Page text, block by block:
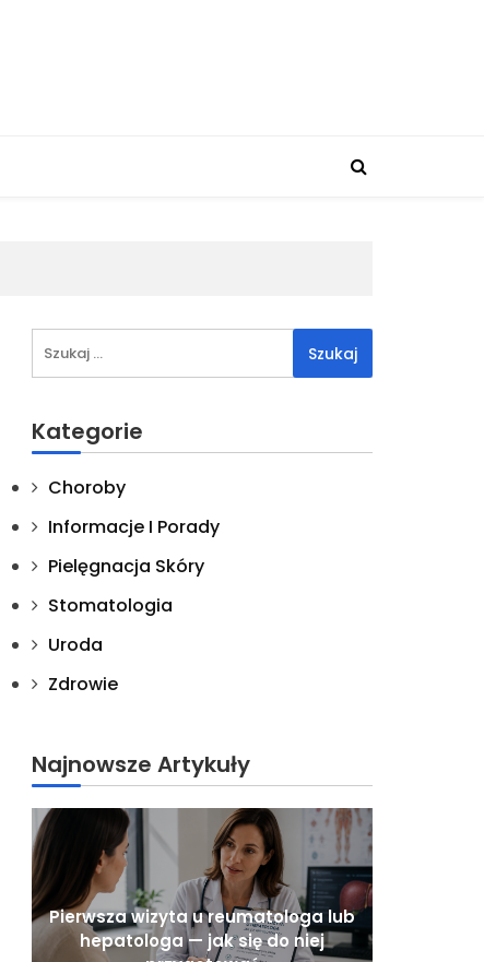
Kategorie
Choroby
Informacje I Porady
Pielęgnacja Skóry
Stomatologia
Uroda
Zdrowie
Najnowsze Artykuły
Pierwsza wizyta u reumatologa lub
hepatologa — jak się do niej